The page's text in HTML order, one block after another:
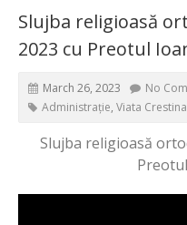
Slujba religioasă
2023 cu Preotul
March 26, 2023 No
Administrație, Viata Crestina
Slujba religioasă